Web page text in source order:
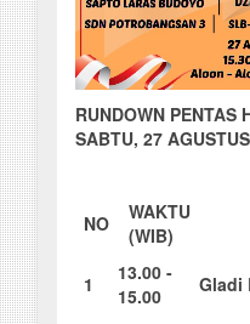
RUNDOWN PENTAS
SABTU, 27
NO WAKTU
(WIB)
1 13.00 -
15.00
Gladi